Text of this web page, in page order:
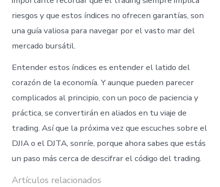
riesgos y que estos índices no ofrecen garantías, son
una guía valiosa para navegar por el vasto mar del
mercado bursátil.
Entender estos índices es entender el latido del
corazón de la economía. Y aunque pueden parecer
complicados al principio, con un poco de paciencia y
práctica, se convertirán en aliados en tu viaje de
trading. Así que la próxima vez que escuches sobre el
DJIA o el DJTA, sonríe, porque ahora sabes que estás
un paso más cerca de descifrar el código del trading.
Artículos relacionados